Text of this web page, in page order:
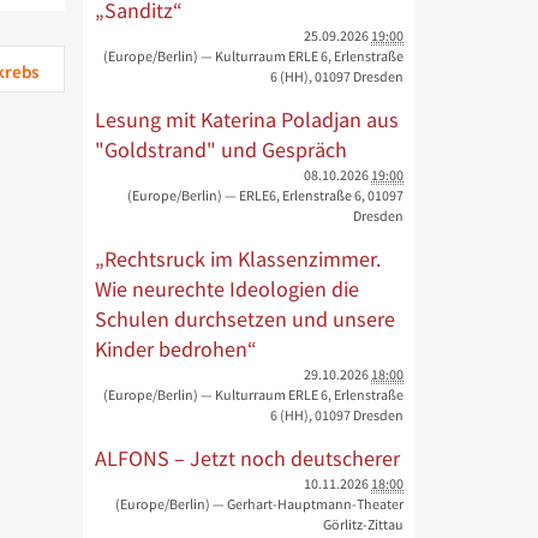
„Sanditz“
25.09.2026 19:00
(Europe/Berlin) — Kulturraum ERLE 6, Erlenstraße
6 (HH), 01097 Dresden
Lesung mit Katerina Poladjan aus
"Goldstrand" und Gespräch
08.10.2026 19:00
(Europe/Berlin) — ERLE6, Erlenstraße 6, 01097
Dresden
„Rechtsruck im Klassenzimmer.
Wie neurechte Ideologien die
Schulen durchsetzen und unsere
Kinder bedrohen“
29.10.2026 18:00
(Europe/Berlin) — Kulturraum ERLE 6, Erlenstraße
6 (HH), 01097 Dresden
ALFONS – Jetzt noch deutscherer
10.11.2026 18:00
(Europe/Berlin) — Gerhart-Hauptmann-Theater
Görlitz-Zittau